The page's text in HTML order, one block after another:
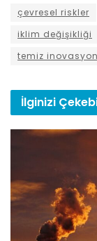
çevresel riskler
iklim değişikliği
temiz inovasyon
İlginizi